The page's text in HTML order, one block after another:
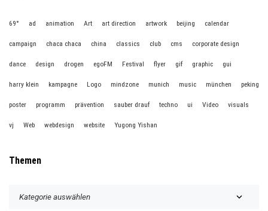
69° ad animation Art art direction artwork beijing calendar
campaign chaca chaca china classics club cms corporate design
dance design drogen egoFM Festival flyer gif graphic gui
harry klein kampagne Logo mindzone munich music münchen peking
poster programm prävention sauber drauf techno ui Video visuals
vj Web webdesign website Yugong Yishan
Themen